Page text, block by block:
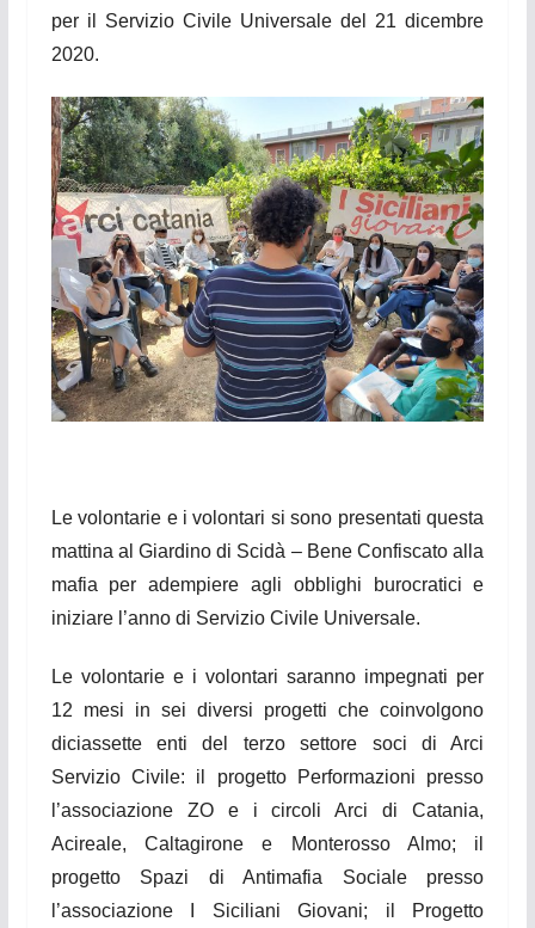
per il Servizio Civile Universale del 21 dicembre
2020.
Levolontarie e i volontari si sono presentati questa
mattina al Giardino di Scidà – Bene Confiscato alla
mafia per adempiere agli obblighi burocratici e
iniziare l’anno di Servizio Civile Universale.
Le volontarie e i volontari saranno impegnati per
12 mesi in sei diversi progetti che coinvolgono
diciassette enti del terzo settore soci di Arci
Servizio Civile: il progetto Performazioni presso
l’associazione ZO e i circoli Arci di Catania,
Acireale, Caltagirone e Monterosso Almo; il
progetto Spazi di Antimafia Sociale presso
l’associazione I Siciliani Giovani; il Progetto